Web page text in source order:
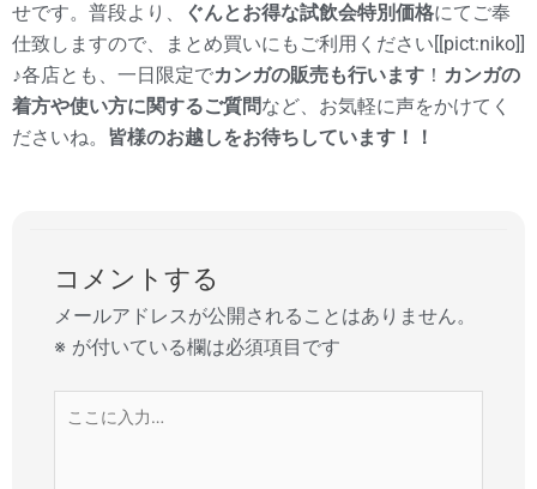
せです。普段より、
ぐんとお得な試飲会特別価格にてご奉
仕致しますので、まとめ買いにもご利用ください[[pict:niko]]
♪各店とも、一日限定でカンガの販売も行います ！ カンガの
着方や使い方に関するご質問など、お気軽に声をかけてく
ださいね。 皆様のお越しをお待ちしています！！
コメントする
メールアドレスが公開されることはありません。
※ が付いている欄は必須項目です